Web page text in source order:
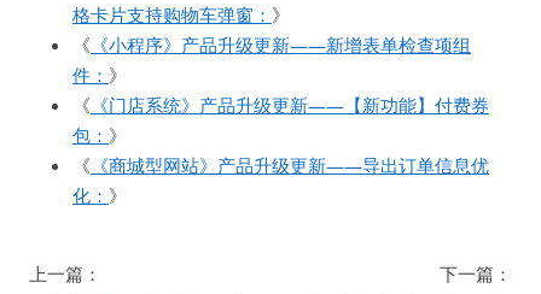
格卡片支持购物车弹窗： 》
《 《小程序》产品升级更新——新增表单检查项组
件： 》
《 《门店系统》产品升级更新——【新功能】付费券
包： 》
《 《商城型网站》产品升级更新——导出订单信息优
化： 》
文
上一篇：
下一篇：